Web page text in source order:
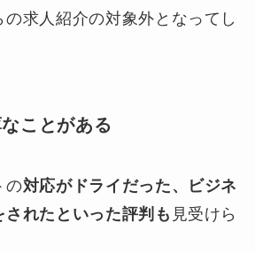
の求人紹介の対象外となってし
ことがある
の対応がドライだった、ビジネ
れたといった評判も 見受けら